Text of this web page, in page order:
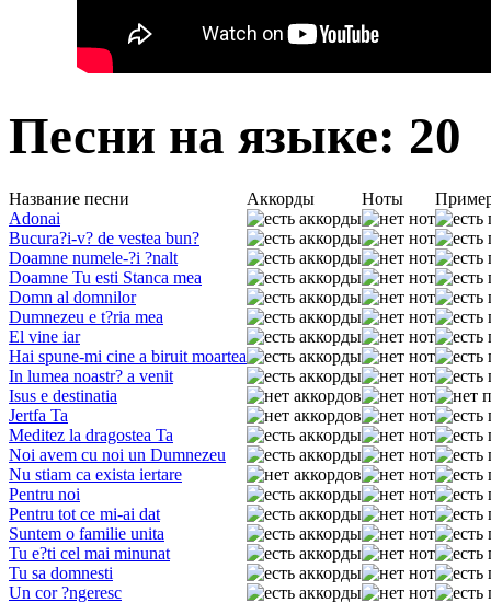
Песни на языке: 20
Название песни Аккорды Ноты
Adonai
Bucura?i-v? de vestea bun?
Doamne numele-?i ?nalt
Doamne Tu esti Stanca mea
Domn al domnilor
Dumnezeu e t?ria mea
El vine iar
Hai spune-mi cine a biruit moartea
In lumea noastr? a venit
Isus e destinatia
Jertfa Ta
Meditez la dragostea Ta
Noi avem cu noi un Dumnezeu
Nu stiam ca exista iertare
Pentru noi
Pentru tot ce mi-ai dat
Suntem o familie unita
Tu e?ti cel mai minunat
Tu sa domnesti
Un cor ?ngeresc